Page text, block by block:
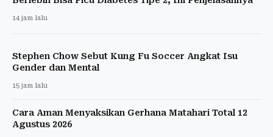
14 jam lalu
Stephen Chow Sebut Kung Fu Soccer Angkat Isu
Gender dan Mental
15 jam lalu
Cara Aman Menyaksikan Gerhana Matahari Total 12
Agustus 2026